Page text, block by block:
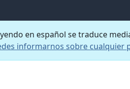
en español se traduce
informarnos sobre cualquier